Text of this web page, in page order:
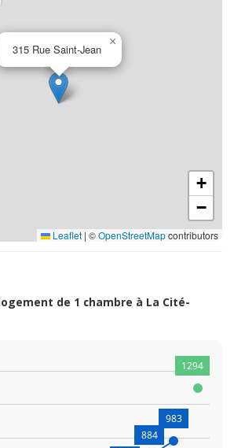
315 Rue Saint-Jean
×
+
−
Leaflet | ©OpenStreetMapcontributors
de 1 chambre à La Cité-
884
983
1294